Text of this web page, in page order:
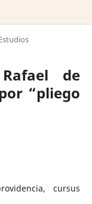
de
“pliego
cursus